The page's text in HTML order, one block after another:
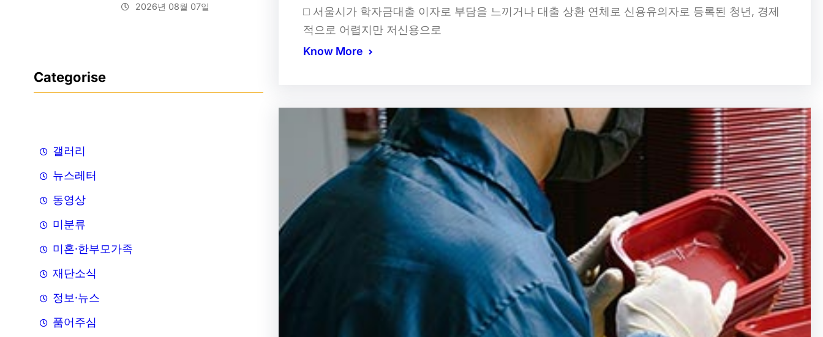
2026년 08월 07일
Categorise
갤러리
뉴스레터
동영상
미분류
미혼·한부모가족
재단소식
정보·뉴스
품어주심
□ 서울시가 학자금대출 이자로 부담을 느끼거나 대출 상환 연체로 신용유의자로 등록된 청년, 경제
적으로 어렵지만 저신용으로
Know More